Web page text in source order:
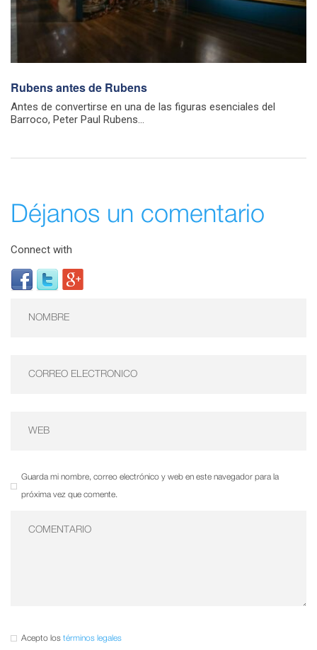
Rubens antes de Rubens
Antes de convertirse en una de las figuras esenciales del
Barroco, Peter Paul Rubens...
Déjanos un comentario
Connect with
Guarda mi nombre, correo electrónico y web en este navegador para la
próxima vez que comente.
Acepto los términos legales